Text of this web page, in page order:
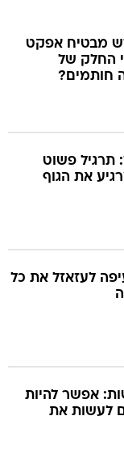
מבטיח אפקט
החלק של
חותמים?
תרגיל פשוט
את הגוף
לעזאזל את כל
אפשר להיות
לעשות את